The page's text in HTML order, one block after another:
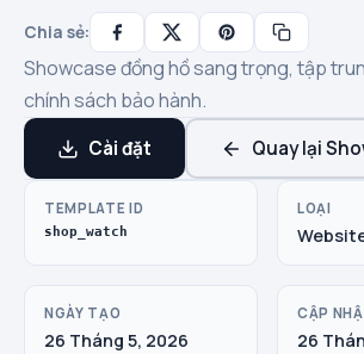
Chia sẻ:
Showcase đồng hồ sang trọng, tập
chính sách bảo hành.
Cài đặt Quay lại
TEMPLATE ID
shop_watch
LOẠI
NGÀY TẠO
26 Tháng 5, 2026
CẬP
26